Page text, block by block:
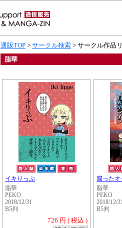
通販TOP > サークル検索 > サークル作品
脂華
イキりっぷ
脂華
PEKO
2018/12/31
B5判
726 円 ( 税込 )
腐った
脂華
PEKO
2018/12/
B5判